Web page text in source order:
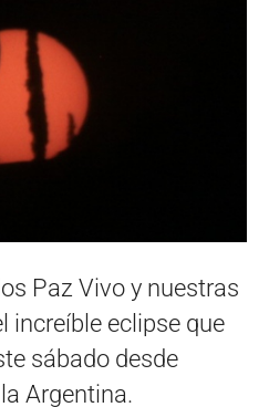
Paz Vivo y nuestras
increíble eclipse que
sábado desde
Argentina.